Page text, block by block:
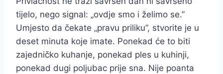
tijelo, nego signal: „ovdje smo i želimo se.”
Umjesto da čekate „pravu priliku”, stvorite je u
deset minuta koje imate. Ponekad će to biti
zajedničko kuhanje, ponekad ples u kuhinji,
ponekad dugi poljubac prije sna. Nije poanta